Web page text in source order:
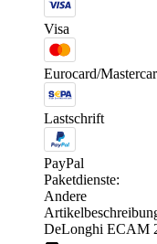
Visa
Eurocard/
Lastschrift
PayPal
Paketdienste:
Andere
DeLonghi ECAM